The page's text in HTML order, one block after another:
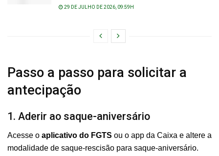
29 DE JULHO DE 2026, 09:59H
Passo a passo para solicitar a
antecipação
1. Aderir ao saque-aniversário
Acesse o aplicativo do FGTS ou o app da Caixa e altere a
modalidade de saque-rescisão para saque-aniversário.